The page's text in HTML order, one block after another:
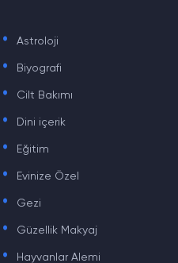
. Astroloji
. Biyografi
. Cilt Bakımı
. Dini içerik
. Eğitim
. Evinize Özel
. Gezi
. Güzellik Makyaj
. Hayvanlar Alemi